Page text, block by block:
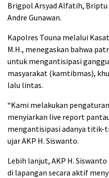
Brigpol Arsyad Alfatih, Briptu
Andre Gunawan.
Kapolres Touna melalui
M.H., menegaskan bahwa
untuk mengantisipasi
masyarakat (kamtibmas),
lalu lintas.
“Kami melakukan
menyiarkan live report
mengantisipasi adanya titik-
ujar AKP H. Siswanto.
Lebih lanjut, AKP H.
di lapangan secara aktif